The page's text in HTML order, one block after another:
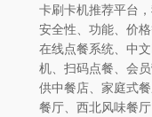
卡刷卡机推荐平台
安全性、功能、价
在线点餐系统、中
机、扫码点餐、会
供中餐店、家庭式
餐厅、西北风味餐